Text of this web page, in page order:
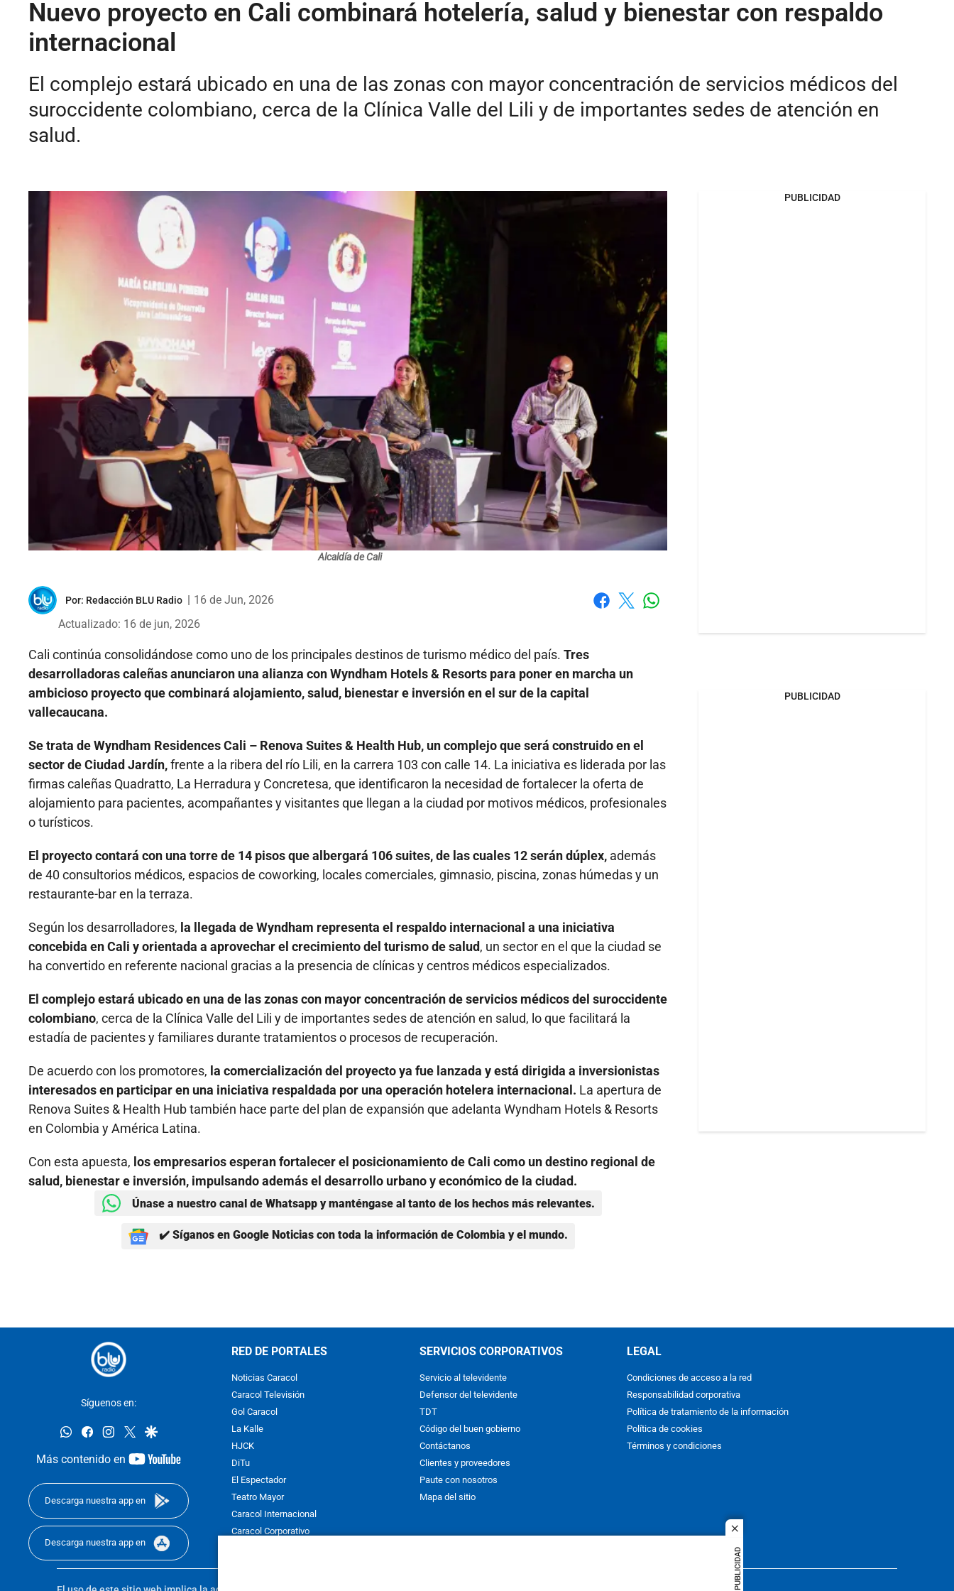
close
PUBLICIDAD
Nuevo proyecto en Cali combinará hotelería, salud y bienestar con respaldo
internacional
El complejo estará ubicado en una de las zonas con mayor concentración de servicios médicos del
suroccidente colombiano, cerca de la Clínica Valle del Lili y de importantes sedes de atención en
salud.
Alcaldía de Cali
Por: Redacción BLU Radio
16 de Jun, 2026
Actualizado: 16 de jun, 2026
Cali continúa consolidándose como uno de los principales destinos de turismo médico del país. Tres
desarrolladoras caleñas anunciaron una alianza con Wyndham Hotels & Resorts para poner en marcha un
ambicioso proyecto que combinará alojamiento, salud, bienestar e inversión en el sur de la capital
vallecaucana.
Se trata de Wyndham Residences Cali – Renova Suites & Health Hub, un complejo que será construido en el
sector de Ciudad Jardín,frente a la ribera del río Lili, en la carrera 103 con calle 14. La iniciativa es liderada por las
firmas caleñas Quadratto, La Herradura y Concretesa, que identificaron la necesidad de fortalecer la oferta de
alojamiento para pacientes, acompañantes y visitantes que llegan a la ciudad por motivos médicos, profesionales
o turísticos.
El proyecto contará con una torre de 14 pisos que albergará 106 suites, de las cuales 12 serán dúplex, además
de 40 consultorios médicos, espacios de coworking, locales comerciales, gimnasio, piscina, zonas húmedas y un
restaurante-bar en la terraza.
Según los desarrolladores, la llegada de Wyndham representa el respaldo internacional a una iniciativa
concebida en Cali y orientada a aprovechar el crecimiento del turismo de salud, un sector en el que la ciudad se
ha convertido en referente nacional gracias a la presencia de clínicas y centros médicos especializados.
El complejo estará ubicado en una de las zonas con mayor concentración de servicios médicos del suroccidente
colombiano, cerca de la Clínica Valle del Lili y de importantes sedes de atención en salud, lo que facilitará la
estadía de pacientes y familiares durante tratamientos o procesos de recuperación.
De acuerdo con los promotores, la comercialización del proyecto ya fue lanzada y está dirigida a inversionistas
interesados en participar en una iniciativa respaldada por una operación hotelera internacional. La apertura de
Renova Suites & Health Hub también hace parte del plan de expansión que adelanta Wyndham Hotels & Resorts
en Colombia y América Latina.
Con esta apuesta, los empresarios esperan fortalecer el posicionamiento de Cali como un destino regional de
salud, bienestar e inversión, impulsando además el desarrollo urbano y económico de la ciudad.
Únase a nuestro canal de Whatsapp y manténgase al tanto de los hechos más relevantes.
✔️ Síganos en Google Noticias con toda la información de Colombia y el mundo.
PUBLICIDAD
PUBLICIDAD
Síguenos en:
whatsappfacebookinstagram
twittergoogle
Más contenido en
youtube-
Descarga nuestra app en
Descarga nuestra app en
RED DE PORTALES
Noticias Caracol
Caracol Televisión
Gol Caracol
La Kalle
HJCK
DiTu
El Espectador
Teatro Mayor
Caracol Internacional
Caracol Corporativo
SERVICIOS CORPORATIVOS
Servicio al televidente
Defensor del televidente
TDT
Código del buen gobierno
Contáctanos
Clientes y proveedores
Paute con nosotros
Mapa del sitio
LEGAL
Condiciones de acceso a la red
Responsabilidad corporativa
Política de tratamiento de la información
Política de cookies
Términos y condiciones